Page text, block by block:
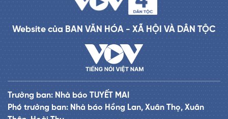
Website của BAN VĂN HÓA - XÃ HỘI VÀ DÂN TỘC
Trưởng ban: Nhà báo TUYẾT MAI
Phó trưởng ban: Nhà báo Hồng Lan, Xuân Thọ, Xuân